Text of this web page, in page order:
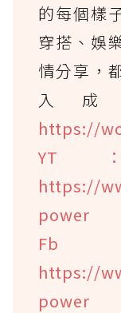
的每個樣
穿搭、娛
情分享，
入
https://
YT
https://
power
https://
power